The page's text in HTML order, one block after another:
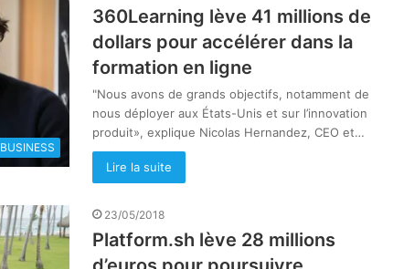
BUSINESS
360Learning lève 41 millions de
dollars pour accélérer dans la
formation en ligne
"Nous avons de grands objectifs, notamment de
nous déployer aux États-Unis et sur l’innovation
produit», explique Nicolas Hernandez, CEO et…
Lire la suite
23/05/2018
Platform.sh lève 28 millions